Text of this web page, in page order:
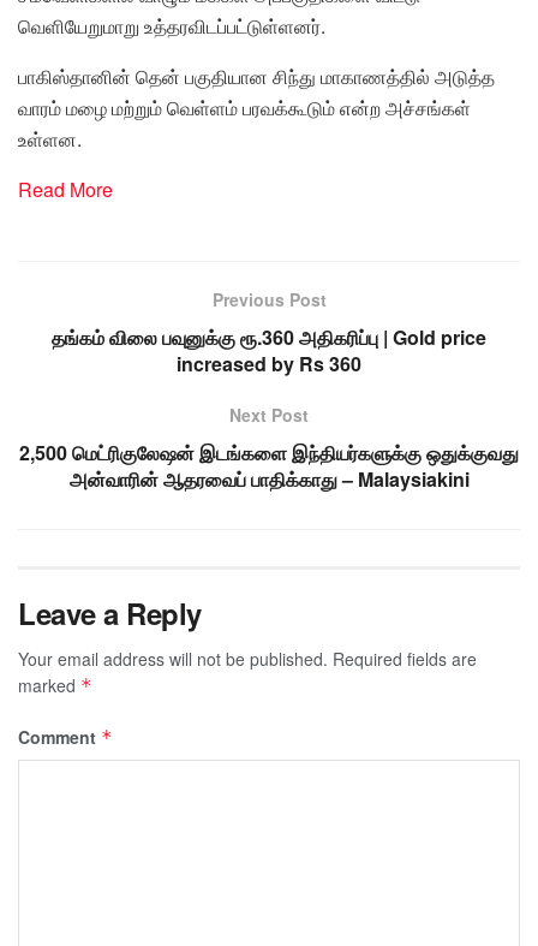
வெளியேறுமாறு உத்தரவிடப்பட்டுள்ளனர்.
பாகிஸ்தானின் தென் பகுதியான சிந்து மாகாணத்தில் அடுத்த
வாரம் மழை மற்றும் வெள்ளம் பரவக்கூடும் என்ற அச்சங்கள்
உள்ளன.
Read More
Previous Post
தங்கம் விலை பவுனுக்கு ரூ.360 அதிகரிப்பு | Gold price
increased by Rs 360
Next Post
2,500 மெட்ரிகுலேஷன் இடங்களை இந்தியர்களுக்கு ஒதுக்குவது
அன்வாரின் ஆதரவைப் பாதிக்காது – Malaysiakini
Leave a Reply
Your email address will not be published. Required fields are
marked *
Comment *